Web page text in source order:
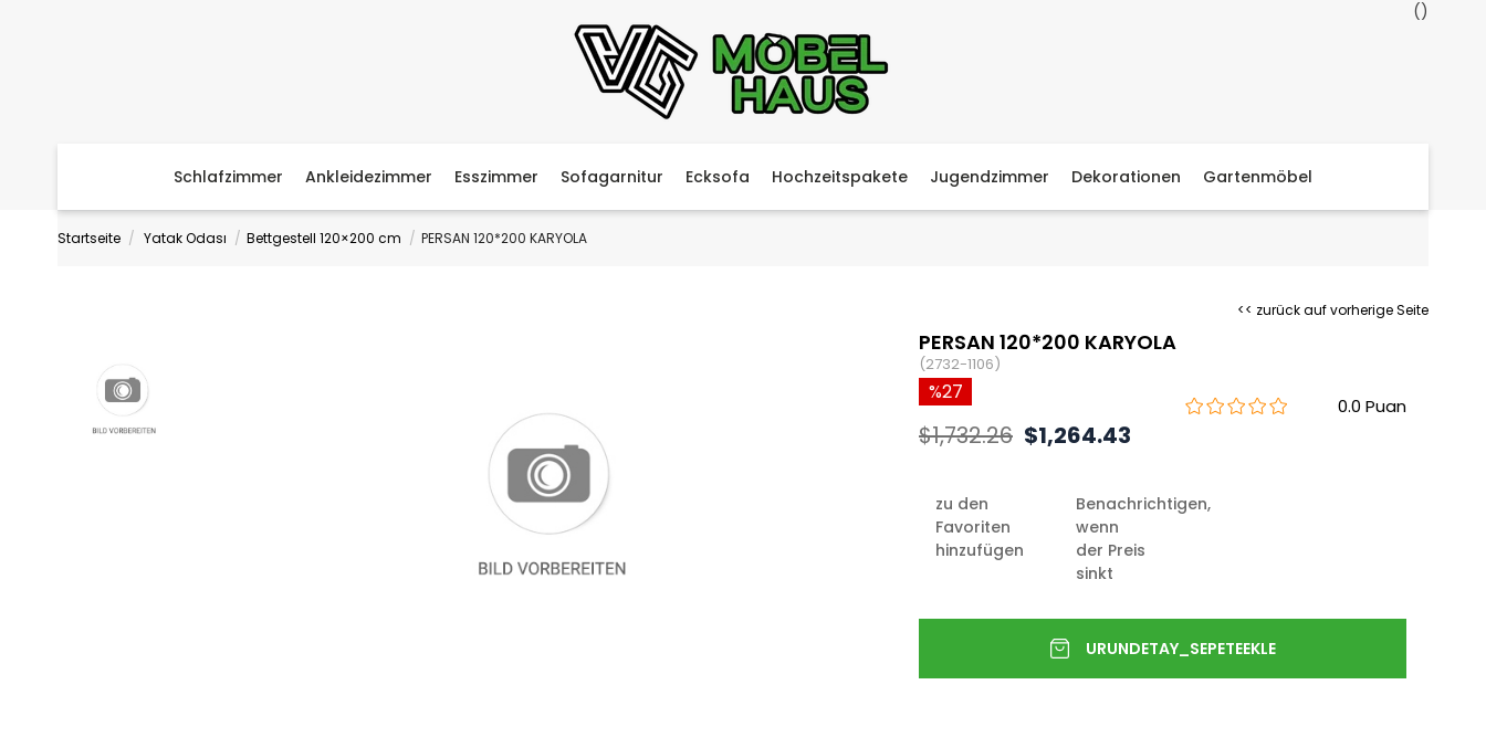
Schlafzimmer Ankleidezimmer Esszimmer Sofagarnitur Ecksofa Hochzeitspakete Jugendzimmer Dekorationen Gartenmöbel
Startseite Yatak Odası Bettgestell 120×200 cm PERSAN 120*200 KARYOLA
<< zurück auf vorherige Seite
PERSAN 120*200 KARYOLA
(2732-1106)
0.0
27
$1,732.26 $1,264.43
zu den
Favoriten
hinzufügen
Benachrichtigen,
wenn
der Preis
sinkt